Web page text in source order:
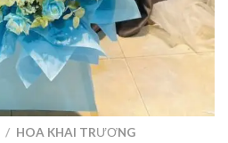
/ HOA KHAI TRƯƠNG